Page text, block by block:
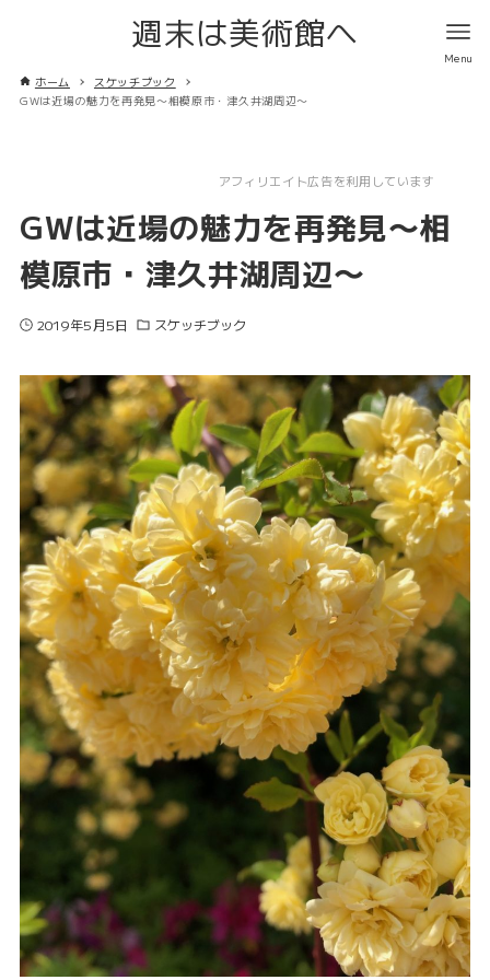
週末は美術館へ
ホーム
スケッチブック
GWは近場の魅力を再発見〜相模原市・津久井湖周辺〜
アフィリエイト広告を利用しています
GWは近場の魅力を再発見〜相
模原市・津久井湖周辺〜
2019年5月5日 スケッチブック